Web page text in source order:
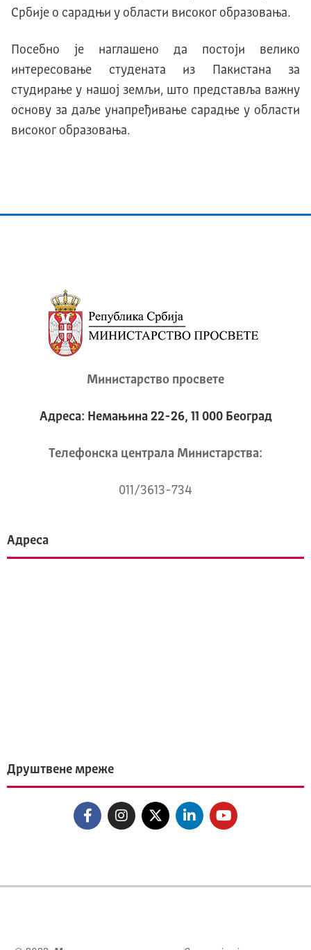
Србије о сарадњи у области високог образовања.
Посебно је наглашено да постоји велико
интересовање студената из Пакистана за
студирање у нашој земљи, што представља важну
основу за даље унапређивање сарадње у области
високог образовања.
Министарство просвете
Адреса: Немањина 22-26, 11 000 Београд
Телeфонска централа Mинистарства:
011/3613-734
Адреса
Друштвене мреже